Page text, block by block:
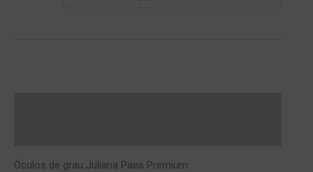
Óculos de grau Juliana Paes Premium